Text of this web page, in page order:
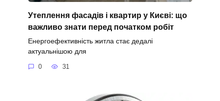
Утеплення фасадів і квартир у Києві: що
важливо знати перед початком робіт
Енергоефективність житла стає дедалі
актуальнішою для
0 31